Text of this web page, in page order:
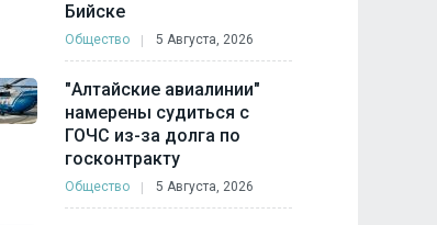
Бийске
Общество 5 Августа, 2026
"Алтайские авиалинии"
намерены судиться с
ГОЧС из-за долга по
госконтракту
Общество 5 Августа, 2026